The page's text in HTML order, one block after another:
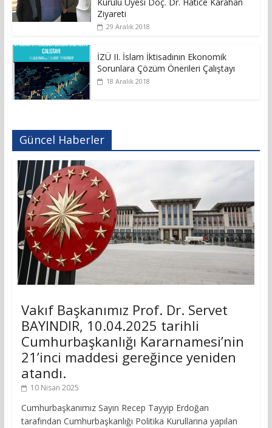
Ziyareti
29 Aralık 2018
İZÜ II. İslam İktisadının Ekonomik
Sorunlara Çözüm Önerileri Çalıştayı
18 Aralık 2018
Güncel Haberler
Vakıf Başkanımız Prof. Dr. Servet
BAYINDIR, 10.04.2025 tarihli
Cumhurbaşkanlığı Kararnamesi’nin
21’inci maddesi gereğince yeniden
atandı.
10 Nisan 2025
Cumhurbaşkanımız Sayın Recep Tayyip Erdoğan
tarafından Cumhurbaşkanlığı Politika Kurullarına yapılan